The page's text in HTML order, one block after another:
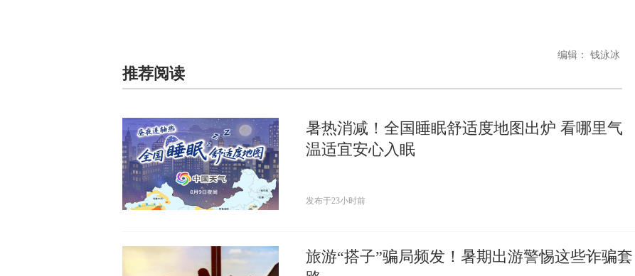
编辑： 钱泳冰
推荐阅读
暑热消减！全国睡眠舒适度地图出炉 看哪里气
温适宜安心入眠
发布于23小时前
旅游“搭子”骗局频发！暑期出游警惕这些诈骗套